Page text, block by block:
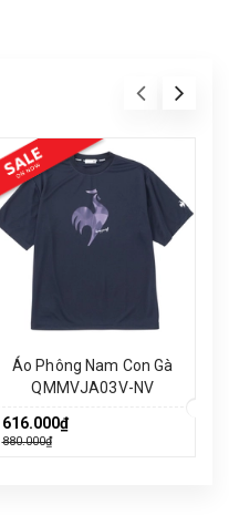
Áo Phông Nam Con Gà
QMMVJA03V-NV
616.000₫
880.000₫